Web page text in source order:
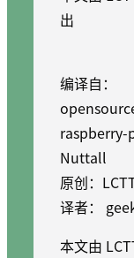
出
编译自：
raspberry-
Nuttall
原创：
译者：
本文由